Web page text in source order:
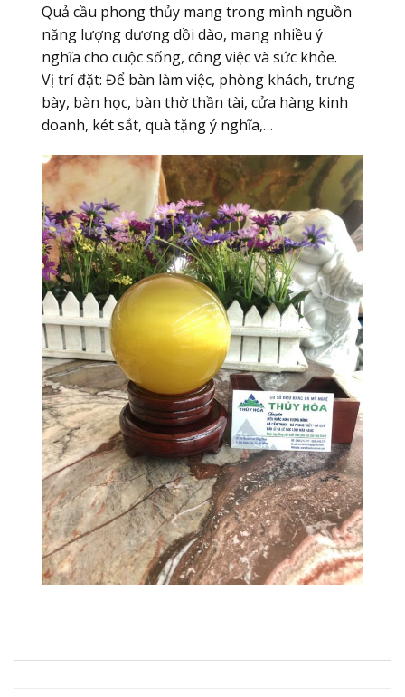
Quả cầu phong thủy mang trong mình nguồn
năng lượng dương dồi dào, mang nhiều ý
nghĩa cho cuộc sống, công việc và sức khỏe.
Vị trí đặt: Để bàn làm việc, phòng khách, trưng
bày, bàn học, bàn thờ thần tài, cửa hàng kinh
doanh, két sắt, quà tặng ý nghĩa,…